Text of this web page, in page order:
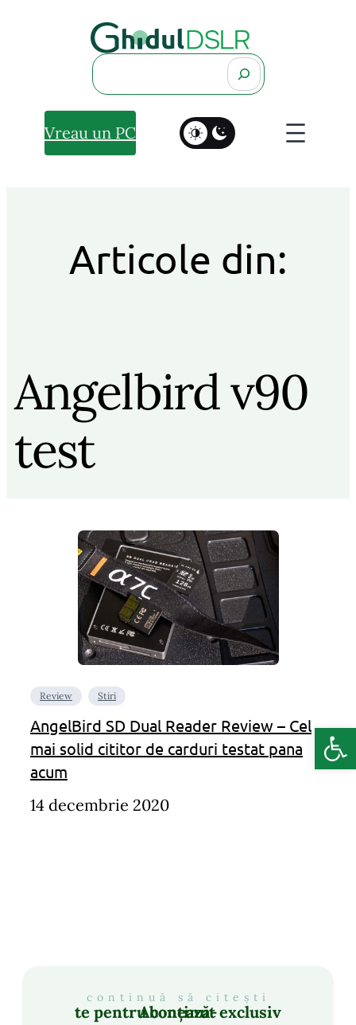
Search
Vreau un PC
Articole din:
Angelbird v90
test
Review Stiri
AngelBird SD Dual Reader Review – Cel
mai solid cititor de carduri testat pana
acum
14 decembrie 2020
continuă să citești
Abonează-te pentru conținut exclusiv